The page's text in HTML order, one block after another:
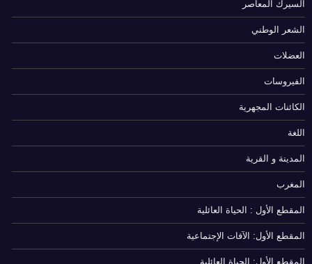
السيرك المعاصر
الشعر الوطني
العضلات
الفيروسات
الكائنات المجهرية
اللغة
المدينة و القرية
المغرب
المقطع الأول : الحياة العائلية
المقطع الأول: الآفات الإجتماعية
المقطع الأول: الحياة العائلية